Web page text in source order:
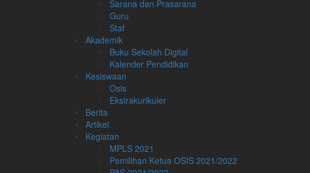
Sarana dan Prasarana
Guru
Staf
Akademik
Buku Sekolah Digital
Kalender Pendidikan
Kesiswaan
Osis
Ekstrakurikuler
Berita
Artikel
Kegiatan
MPLS 2021
Pemilihan Ketua OSIS 2021/2022